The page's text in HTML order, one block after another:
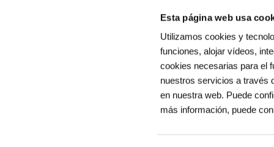
Esta página web usa
Utilizamos cookies y
funciones, alojar vídeos,
cookies necesarias para el
nuestros servicios a través
en nuestra web. Puede
más información, puede